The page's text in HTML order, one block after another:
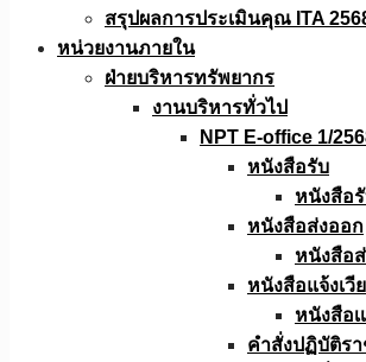
สรุปผลการประเมินคุณ ITA
หน่วยงานภายใน
ฝ่ายบริหารทรัพยากร
งานบริหารทั่วไป
NPT E-office 1/
หนังสือรับ
หนังสือ
หนังสือส่งออก
หนังสือ
หนังสือแจ้งเวี
หนังสือเ
คำสั่งปฏิบัติร